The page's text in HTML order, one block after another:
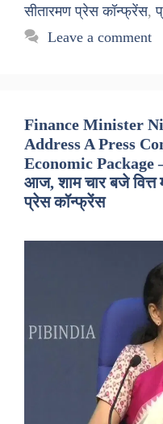
सीतारमण प्रेस कॉन्फ्रेंस,
Leave a comment
Finance Minister
Address A Press
Economic Package
आज, शाम चार बजे वित्त
प्रेस कॉन्फ्रेंस